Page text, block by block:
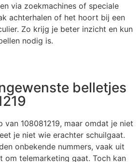
via zoekmachines of speciale
achterhalen of het hoort bij een
Zo krijg je beter inzicht en kun
nodig is.
belletjes
108081219, maar omdat je niet
je niet wie erachter schuilgaat.
onbekende nummers, vaak uit
om telemarketing gaat. Toch kan